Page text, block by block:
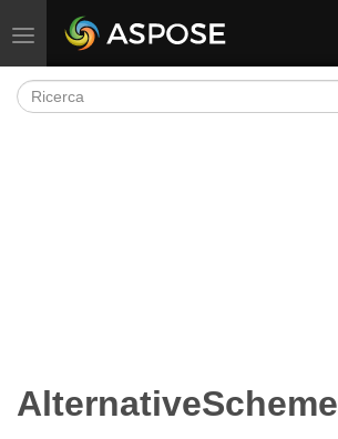
Attiva/disattiva la navigazione
AlternativeScheme